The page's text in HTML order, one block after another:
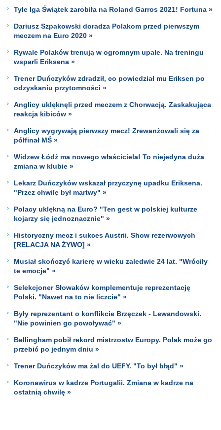
Tyle Iga Świątek zarobiła na Roland Garros 2021! Fortuna »
Dariusz Szpakowski doradza Polakom przed pierwszym
meczem na Euro 2020 »
Rywale Polaków trenują w ogromnym upale. Na treningu
wsparli Eriksena »
Trener Duńczyków zdradził, co powiedział mu Eriksen po
odzyskaniu przytomności »
Anglicy uklęknęli przed meczem z Chorwacją. Zaskakująca
reakcja kibiców »
Anglicy wygrywają pierwszy mecz! Zrewanżowali się za
półfinał MŚ »
Widzew Łódź ma nowego właściciela! To niejedyna duża
zmiana w klubie »
Lekarz Duńczyków wskazał przyczynę upadku Eriksena.
"Przez chwilę był martwy" »
Polacy uklękną na Euro? "Ten gest w polskiej kulturze
kojarzy się jednoznacznie" »
Historyczny mecz i sukces Austrii. Show rezerwowych
[RELACJA NA ŻYWO] »
Musiał skończyć karierę w wieku zaledwie 24 lat. "Wróciły
te emocje" »
Selekcjoner Słowaków komplementuje reprezentację
Polski. "Nawet na to nie liczcie" »
Były reprezentant o konflikcie Brzęczek - Lewandowski.
"Nie powinien go powoływać" »
Bellingham pobił rekord mistrzostw Europy. Polak może go
przebić po jednym dniu »
Trener Duńczyków ma żal do UEFY. "To był błąd" »
Koronawirus w kadrze Portugalii. Zmiana w kadrze na
ostatnią chwilę »